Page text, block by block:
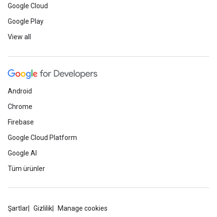
Google Cloud
Google Play
View all
Android
Chrome
Firebase
Google Cloud Platform
Google AI
Tüm ürünler
Şartlar Gizlilik Manage cookies